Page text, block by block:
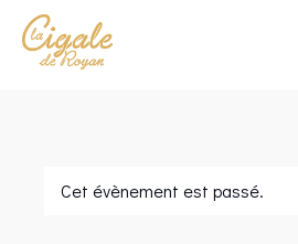
Cet évènement est passé.